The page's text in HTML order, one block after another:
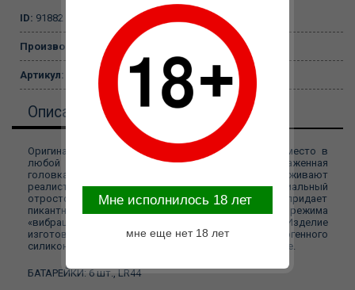
ID: 91882
Производитель: Sweet Toys
Артикул: ST-40172-2
Описание
Оригинальный вибромассажер займет достойное место в
любой коллекции «секс-игрушек»! Ярко выраженная
головка и «пульсирующие» венки поддерживают
реалистичный дизайн «секс-игрушки». Специальный
отросток для стимуляции клитора в виде «зайчика» придает
пикантности интимному аксессуару. Работа режима
«вибрации» обеспечивается вибропулями. Изделие
изготовлено из приятного на ощупь, гипоаллергенного
силикона. Комфортно в использовании, легко в уходе.
БАТАРЕЙКИ: 6 шт., LR44
Mне исполнилось 18 лет
мне еще нет 18 лет